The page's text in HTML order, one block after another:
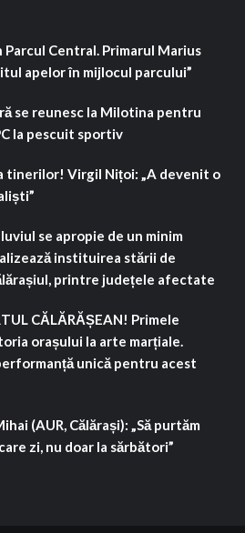
Central. Primarul Marius
apelor în mijlocul parcului”
se reunesc la Milotina pentru
la pescuit sportiv
tinerilor! Virgil Nițoi: „A devenit o
se apropie de un minim
instituirea stării de
printre județele afectate
CĂLĂRĂȘEAN! Primele
orașului la arte marțiale.
unică pentru acest
(AUR, Călărași): „Să purtăm
zi, nu doar la sărbători”